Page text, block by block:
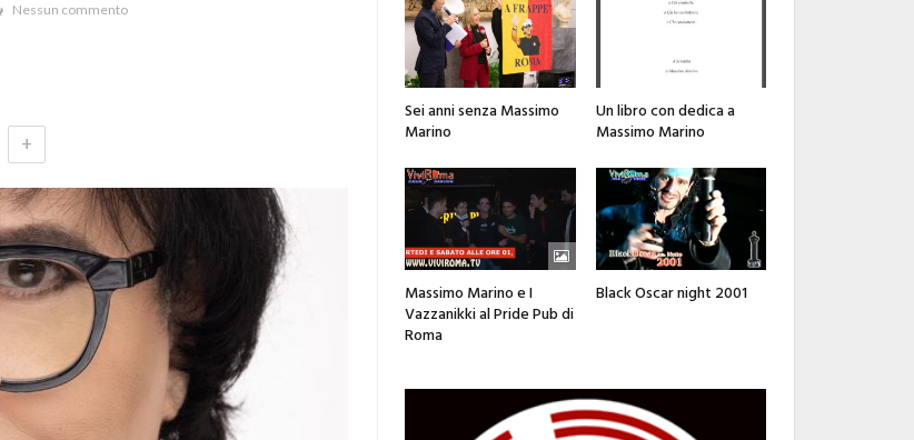
Nessun commento
+
Sei anni senza Massimo
Marino
Un libro con dedica a
Massimo Marino
Massimo Marino e I
Vazzanikki al Pride Pub di
Roma
Black Oscar night 2001